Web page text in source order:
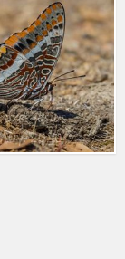
jasius
2020